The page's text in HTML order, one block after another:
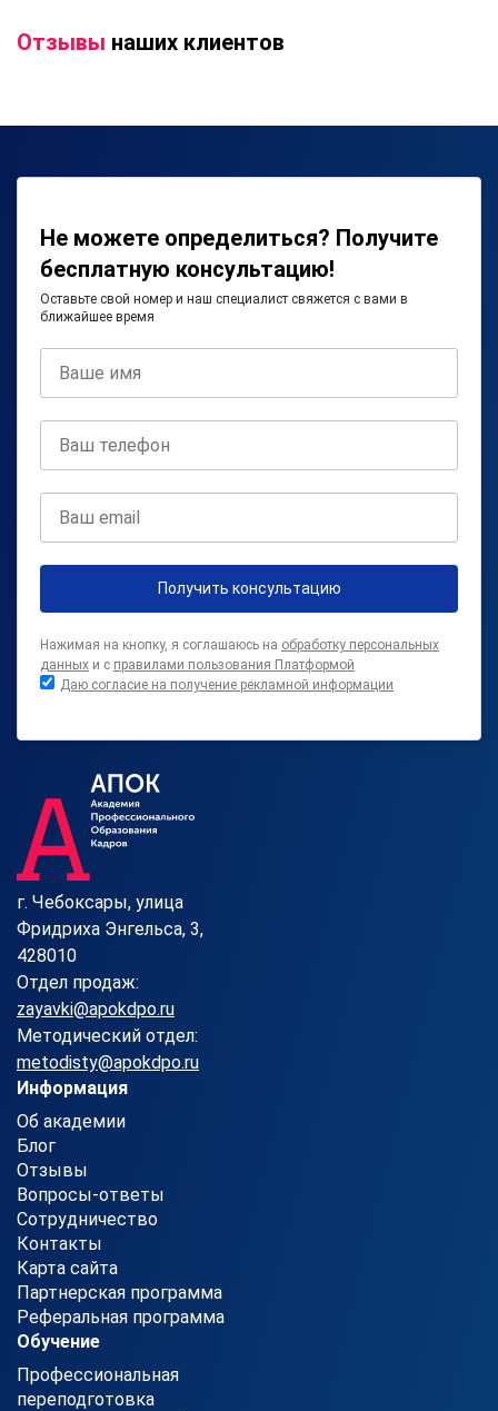
Отзывы наших клиентов
Не можете определиться? Получите
бесплатную консультацию!
Оставьте свой номер и наш специалист свяжется с вами в
ближайшее время
Получить консультацию
Нажимая на кнопку, я соглашаюсь на обработку персональных
данных и с правилами пользования Платформой
Даю согласие на получение рекламной информации
г. Чебоксары, улица
Фридриха Энгельса, 3,
428010
Отдел продаж:
zayavki@apokdpo.ru
Методический отдел:
metodisty@apokdpo.ru
Информация
Об академии
Блог
Отзывы
Вопросы-ответы
Сотрудничество
Контакты
Карта сайта
Партнерская программа
Реферальная программа
Обучение
Профессиональная
переподготовка